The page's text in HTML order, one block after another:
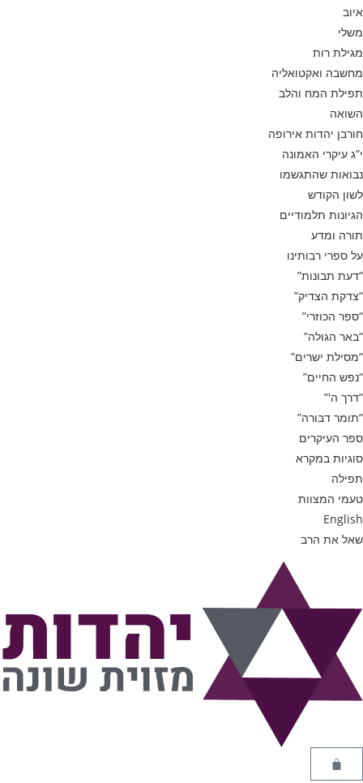
איוב
משלי
מגילת רות
מחשבה ואקטואליה
תפילת המח והלב
השואה
חורבן יהדות אירופה
י”ג עיקרי האמונה
נבואות שהתגשמו
לשון הקודש
הגיונות תלמודיים
תורה ומדע
על ספרי רבותינו
“דעת תבונות”
“צדקת הצדיק”
“ספר הכוזרי”
“באר הגולה”
“מסילת ישרים”
“נפש החיים”
“דרך ה'”
“תומר דבורה”
ספר העיקרים
סוגיות במקרא
תפילה
טעמי המצוות
English
שאל את הרב